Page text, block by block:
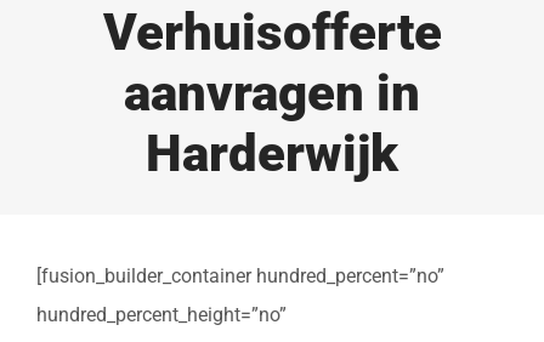
Verhuisofferte
aanvragen in
Harderwijk
[fusion_builder_container hundred_percent=”no”
hundred_percent_height=”no”